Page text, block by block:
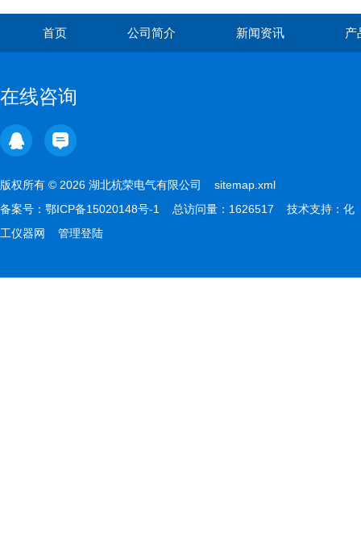
首页 公司简介 新闻资讯 产
在线咨询
版权所有 © 2026 湖北杭荣电气有限公司 sitemap.xml
备案号： 鄂ICP备15020148号-1 总访问量：1626517 技术支持： 化
工仪器网
管理登陆